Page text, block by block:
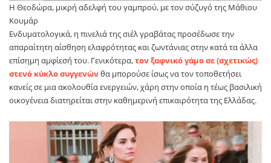
Η Θεοδώρα, μικρή αδελφή του γαμπρού, με τον σύζυγό της Μάθιου
Κουμάρ
Ενδυματολογικά, η πινελιά της σιέλ γραβάτας προσέδωσε την
απαραίτητη αίσθηση ελαφρότητας και ζωντάνιας στην κατά τα άλλα
επίσημη αμφίεσή του. Γενικότερα,τον ξαφνικό γάμο σε (σχετικώς)
στενό κύκλο συγγενώνθα μπορούσε ίσως να τον τοποθετήσει
κανείς σε μια ακολουθία ενεργειών, χάρη στην οποία η τέως βασιλική
οικογένεια διατηρείται στην καθημερινή επικαιρότητα της Ελλάδας.